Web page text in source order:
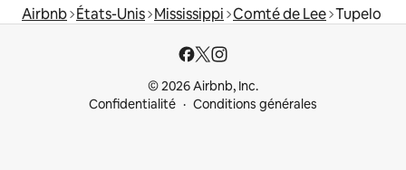
Airbnb États-Unis Mississippi Comté de Lee Tupelo
© 2026 Airbnb, Inc.
Confidentialité
Conditions générales